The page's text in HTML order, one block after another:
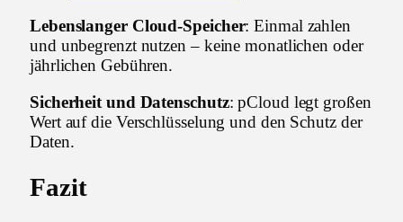
Lebenslanger Cloud-Speicher: Einmal zahlen
und unbegrenzt nutzen – keine monatlichen oder
jährlichen Gebühren.
Sicherheit und Datenschutz: pCloud legt großen
Wert auf die Verschlüsselung und den Schutz der
Daten.
Fazit